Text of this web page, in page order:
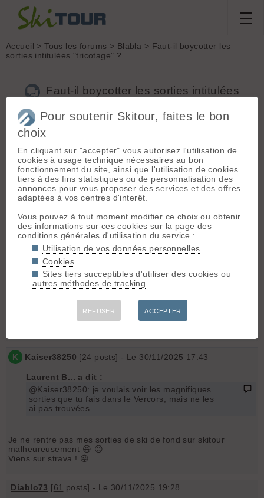
Accueil >Tous les forums > Blabla > Faut-il boycotter les
sorties intitulées "tricotage" ?
Faut-il boycotter les sorties intitulées
Aller à la page :Précédente 1
Nouveau sujet Voir tous les sujets Chercher Archives
ventus2 [974posts] - Le 27/11/2025 21:46
On pourrait aussi boycotter tes sorties de moins de 600m ou
moins 3.
C est un site de partage ou chacun vient apporter ce qu'il
peut, prendre ce qu'il peut , pourquoi vouloir boycotter
quelqu'un...
Ce n'est pas du tout pour l'essence de site.
Nous sommes dans un espace de liberté..
Ajen Zenith[188posts] - Le 27/11/2025 21:55
ventus2: c'était un post satirique avant tout ! évidemment que
chacun poste ce qu'il veut ! sinon on serait bien moins
K Kaiser38250 [24 posts] - Le 30/11/2025 17:43
Laurent B... a dit :
@Kaiser38250: je voulais voir les magnifiques
sorties que tu fais dans le Vercors, mais ne les
ai pas trouvées...
Je ne rentre pas mes sorties de ski de fond sur skitour
malheureusement 😆 😉
Viens sur strava ! 😜
Diablo73 [61 posts] - Le 30/11/2025 19:28
Pour soutenir Skitour, faites le bon
choix
En cliquant sur "accepter" vous autorisez l'utilisation de
cookies à usage technique nécessaires au bon
fonctionnement du site, ainsi que l'utilisation de cookies
tiers à des fins statistiques ou de personnalisation des
annonces pour vous proposer des services et des offres
adaptées à vos centres d'interêt.
Vous pouvez à tout moment modifier ce choix ou obtenir
des informations sur ces cookies sur la page des
conditions générales d'utilisation du service :
Utilisation de vos données personnelles
Cookies
Sites tiers succeptibles d'utiliser des cookies ou
autres méthodes de tracking
REFUSER ACCEPTER